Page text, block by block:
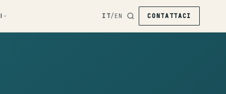
IT/EN CONTATTACI